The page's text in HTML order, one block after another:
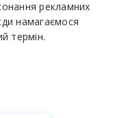
рекламних
намагаємося
термін.